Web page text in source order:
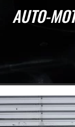
AUTO-